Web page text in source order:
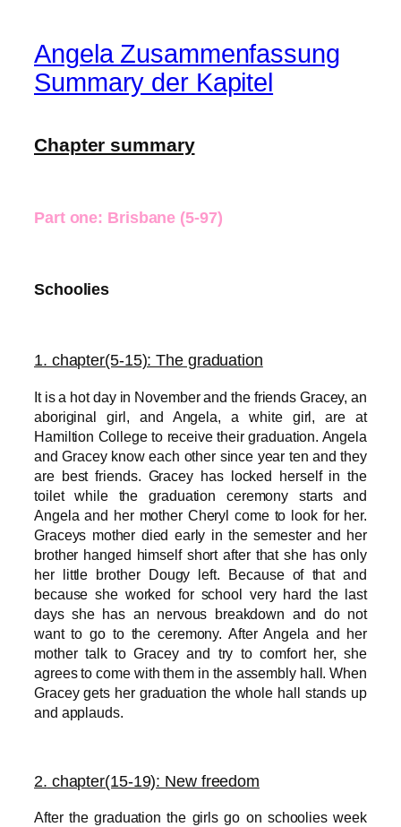
Angela Zusammenfassung
Summary der Kapitel
Chapter summary
Part one: Brisbane (5-97)
Schoolies
1. chapter(5-15): The graduation
It is a hot day in Novemberand the friends Gracey, an
aboriginal girl, and Angela, a white girl, are at
Hamiltion College to receive their graduation. Angela
and Gracey know each other since year ten and they
are best friends. Gracey has locked herself in the
toilet while the graduation ceremony starts and
Angela and her mother Cheryl come to look for her.
Graceys mother died early in the semester and her
brother hanged himself short after that she has only
her little brother Dougy left. Because of that and
because she worked for school very hard the last
days she has an nervous breakdown and do not
want to go to the ceremony. After Angela and her
mother talk to Gracey and try to comfort her, she
agrees to come with them in the assembly hall. When
Gracey gets her graduation the whole hall stands up
and applauds.
2. chapter(15-19): New freedom
After the graduation the girls go on schoolies week